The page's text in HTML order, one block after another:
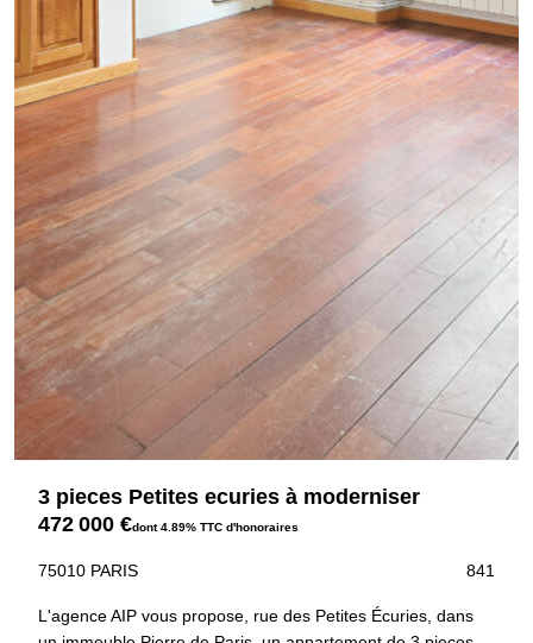
3 pieces Petites ecuries à moderniser
472 000 €dont 4.89% TTC d'honoraires
75010 PARIS 841
L'agence AIP vous propose, rue des Petites Écuries, dans